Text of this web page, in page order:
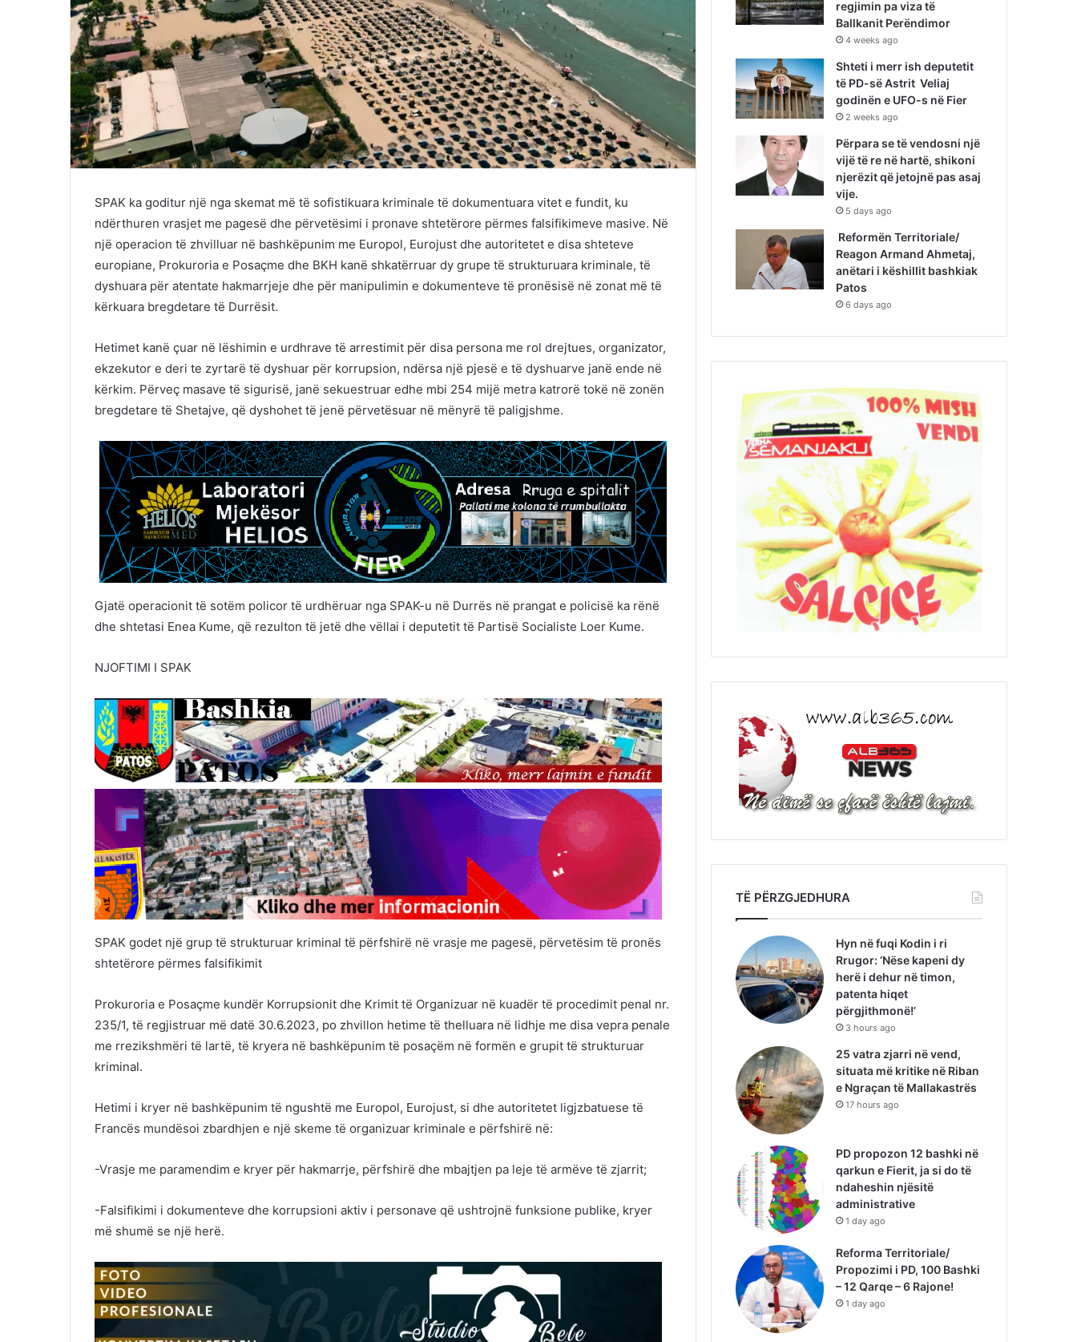
SPAK ka goditur një nga skemat më të sofistikuara kriminale të dokumentuara vitet e fundit, ku
ndërthuren vrasjet me pagesë dhe përvetësimi i pronave shtetërore përmes falsifikimeve masive. Në
një operacion të zhvilluar në bashkëpunim me Europol, Eurojust dhe autoritetet e disa shteteve
europiane, Prokuroria e Posaçme dhe BKH kanë shkatërruar dy grupe të strukturuara kriminale, të
dyshuara për atentate hakmarrjeje dhe për manipulimin e dokumenteve të pronësisë në zonat më të
kërkuara bregdetare të Durrësit.
Hetimet kanë çuar në lëshimin e urdhrave të arrestimit për disa persona me rol drejtues, organizator,
ekzekutor e deri te zyrtarë të dyshuar për korrupsion, ndërsa një pjesë e të dyshuarve janë ende në
kërkim. Përveç masave të sigurisë, janë sekuestruar edhe mbi 254 mijë metra katrorë tokë në zonën
bregdetare të Shetajve, që dyshohet të jenë përvetësuar në mënyrë të paligjshme.
Gjatë operacionit të sotëm policor të urdhëruar nga SPAK-u në Durrës në prangat e policisë ka rënë
dhe shtetasi Enea Kume, që rezulton të jetë dhe vëllai i deputetit të Partisë Socialiste Loer Kume.
NJOFTIMI I SPAK
SPAK godet një grup të strukturuar kriminal të përfshirë në vrasje me pagesë, përvetësim të pronës
shtetërore përmes falsifikimit
Prokuroria e Posaçme kundër Korrupsionit dhe Krimit të Organizuar në kuadër të procedimit penal nr.
235/1, të regjistruar më datë 30.6.2023, po zhvillon hetime të thelluara në lidhje me disa vepra penale
me rrezikshmëri të lartë, të kryera në bashkëpunim të posaçëm në formën e grupit të strukturuar
kriminal.
Hetimi i kryer në bashkëpunim të ngushtë me Europol, Eurojust, si dhe autoritetet ligjzbatuese të
Francës mundësoi zbardhjen e një skeme të organizuar kriminale e përfshirë në:
-Vrasje me paramendim e kryer për hakmarrje, përfshirë dhe mbajtjen pa leje të armëve të zjarrit;
-Falsifikimi i dokumenteve dhe korrupsioni aktiv i personave që ushtrojnë funksione publike, kryer
më shumë se një herë.
regjimin pa viza të
Ballkanit Perëndimor
4 weeks ago
Shteti i merr ish deputetit
të PD-së Astrit Veliaj
godinën e UFO-s në Fier
2 weeks ago
Përpara se të vendosni një
vijë të re në hartë, shikoni
njerëzit që jetojnë pas asaj
vije.
5 days ago
Reformën Territoriale/
Reagon Armand Ahmetaj,
anëtari i këshillit bashkiak
Patos
6 days ago
TË PËRZGJEDHURA
Hyn në fuqi Kodin i ri
Rrugor: ‘Nëse kapeni dy
herë i dehur në timon,
patenta hiqet
përgjithmonë!’
3 hours ago
25 vatra zjarri në vend,
situata më kritike në Riban
e Ngraçan të Mallakastrës
17 hours ago
PD propozon 12 bashki në
qarkun e Fierit, ja si do të
ndaheshin njësitë
administrative
1 day ago
Reforma Territoriale/
Propozimi i PD, 100 Bashki
– 12 Qarqe – 6 Rajone!
1 day ago